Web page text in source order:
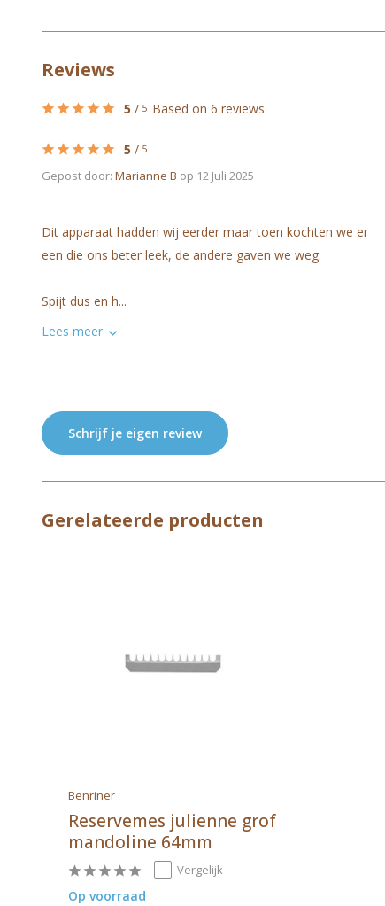
Reviews
5 / 5 Based on 6 reviews
5 / 5
Gepost door: Marianne B op 12 Juli 2025
Dit apparaat hadden wij eerder maar toen kochten we er
een die ons beter leek, de andere gaven we weg.
Spijt dus en h...
Lees meer
Schrijf je eigen review
Gerelateerde producten
Benriner
Reservemes julienne grof
mandoline 64mm
Vergelijk
Op voorraad